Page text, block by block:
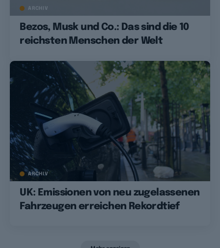
ARCHIV
Bezos, Musk und Co.: Das sind die 10
reichsten Menschen der Welt
ARCHIV
UK: Emissionen von neu zugelassenen
Fahrzeugen erreichen Rekordtief